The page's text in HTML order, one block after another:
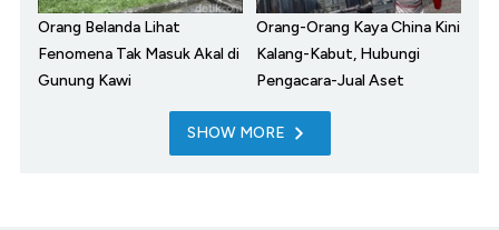
Orang Belanda Lihat
Fenomena Tak Masuk Akal di
Gunung Kawi
Orang-Orang Kaya China Kini
Kalang-Kabut, Hubungi
Pengacara-Jual Aset
SHOW MORE